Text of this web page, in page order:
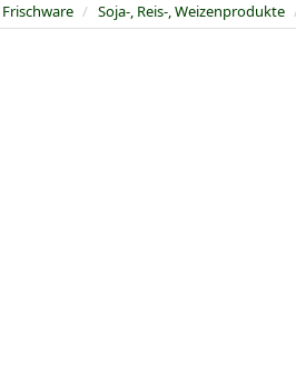
Frischware / Soja-, Reis-, Weizenprodukte